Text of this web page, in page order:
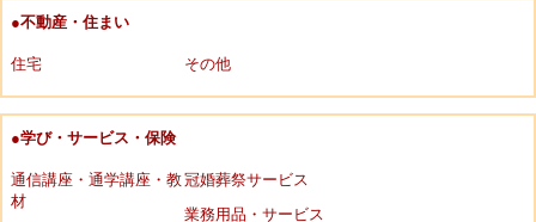
●不動産・住まい
住宅 その他
●学び・サービス・保険
通信講座・通学講座・教
材
冠婚葬祭サービス
業務用品・サービス